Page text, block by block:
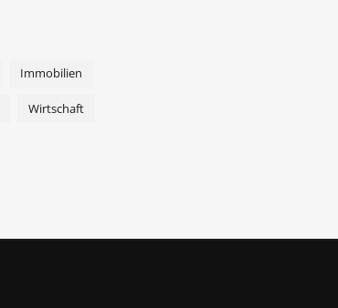
Immobilien
Wirtschaft